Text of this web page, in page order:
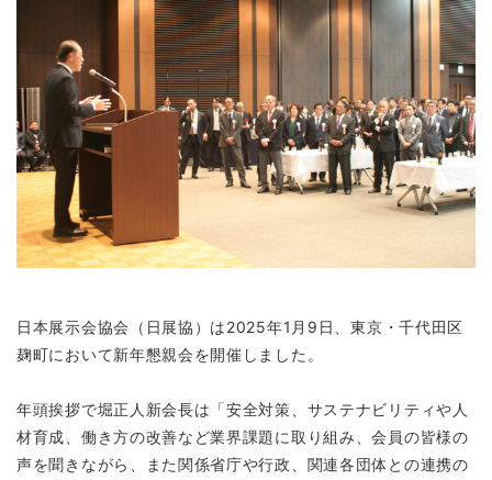
日本展示会協会（日展協）は2025年1月9日、東京・千代田区
麹町において新年懇親会を開催しました。
年頭挨拶で堀正人新会長は「安全対策、サステナビリティや人
材育成、働き方の改善など業界課題に取り組み、会員の皆様の
声を聞きながら、また関係省庁や行政、関連各団体との連携の